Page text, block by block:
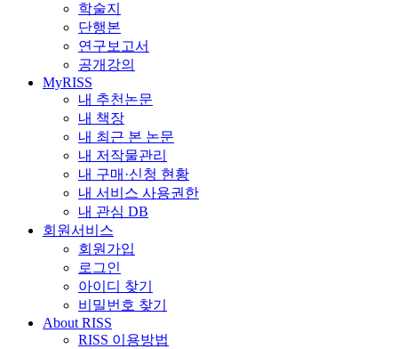
학술지
단행본
연구보고서
공개강의
MyRISS
내 추천논문
내 책장
내 최근 본 논문
내 저작물관리
내 구매·신청 현황
내 서비스 사용권한
내 관심 DB
회원서비스
회원가입
로그인
아이디 찾기
비밀번호 찾기
About RISS
RISS 이용방법